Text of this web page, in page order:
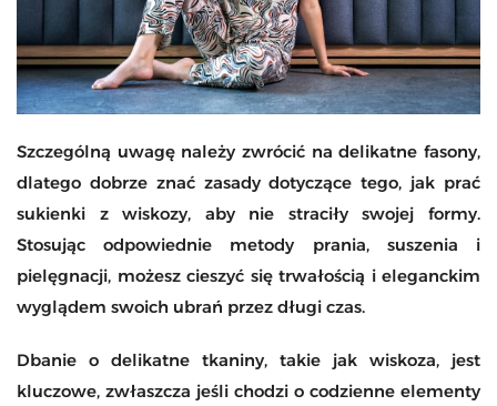
Szczególną uwagę należy zwrócić na delikatne fasony,
dlatego dobrze znać zasady dotyczące tego, jak prać
sukienki z wiskozy, aby nie straciły swojej formy.
Stosując odpowiednie metody prania, suszenia i
pielęgnacji, możesz cieszyć się trwałością i eleganckim
wyglądem swoich ubrań przez długi czas.
Dbanie o delikatne tkaniny, takie jak wiskoza, jest
kluczowe, zwłaszcza jeśli chodzi o codzienne elementy